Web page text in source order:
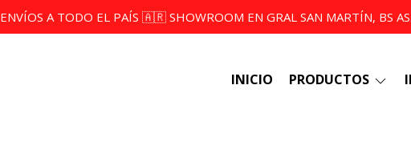
ENVÍOS A TODO EL PAÍS 🇦🇷 SHOWROOM EN GRAL SAN MARTÍN, BS AS.
INICIO PRODUCTOS